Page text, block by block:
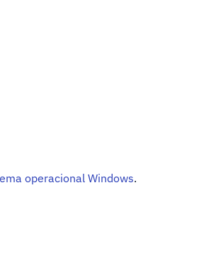
operacional Windows.